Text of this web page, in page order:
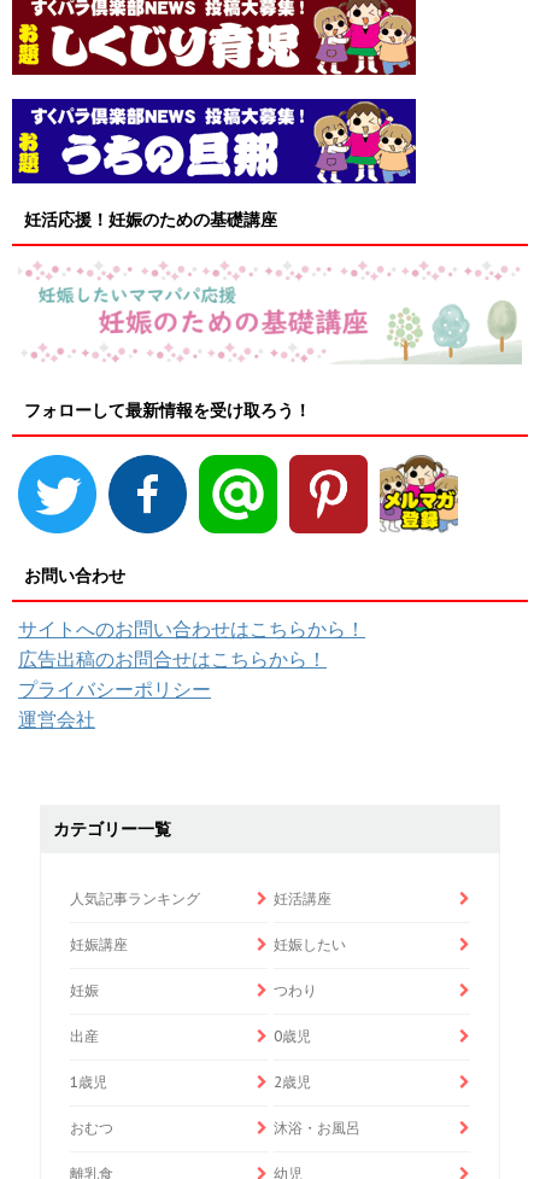
妊活応援！妊娠のための基礎講座
フォローして最新情報を受け取ろう！
お問い合わせ
サイトへのお問い合わせはこちらから！
広告出稿のお問合せはこちらから！
プライバシーポリシー
運営会社
カテゴリー一覧
人気記事ランキング 妊活講座
妊娠講座 妊娠したい
妊娠 つわり
出産 0歳児
1歳児 2歳児
おむつ 沐浴・お風呂
離乳食 幼児